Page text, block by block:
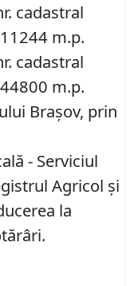
cadastral
m.p.
cadastral
m.p.
Brașov, prin
- Serviciul
Agricol și
la